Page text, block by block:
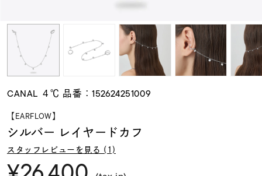
誕生石
モチーフ
ファッションテイス
ト
CANAL ４℃ 品番：152624251009
【EARFLOW】
シルバー レイヤードカフ
スタッフレビューを見る (1)